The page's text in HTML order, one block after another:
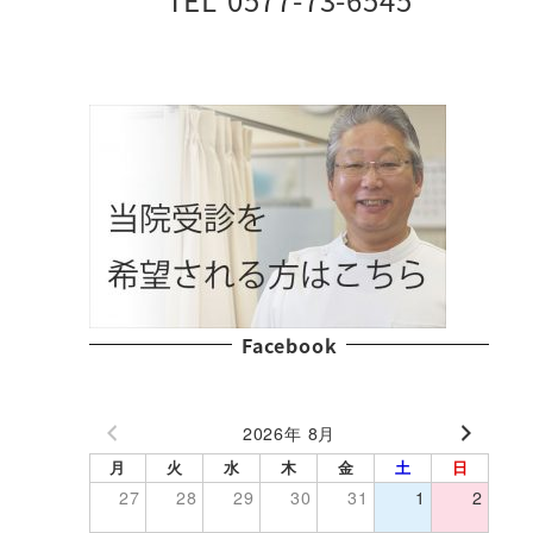
Facebook
2026年 8月
月 火 水 木 金 土 日
27 28 29 30 31 1 2